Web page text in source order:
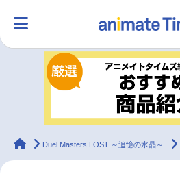
ランキング
ラジオ
animateTimes
Duel Masters LOST ～追憶の水晶～